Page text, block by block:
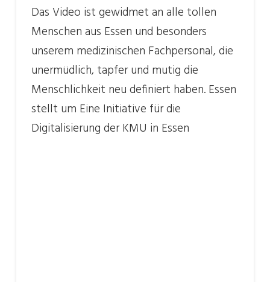
Das Video ist gewidmet an alle tollen
Menschen aus Essen und besonders
unserem medizinischen Fachpersonal, die
unermüdlich, tapfer und mutig die
Menschlichkeit neu definiert haben. Essen
stellt um Eine Initiative für die
Digitalisierung der KMU in Essen